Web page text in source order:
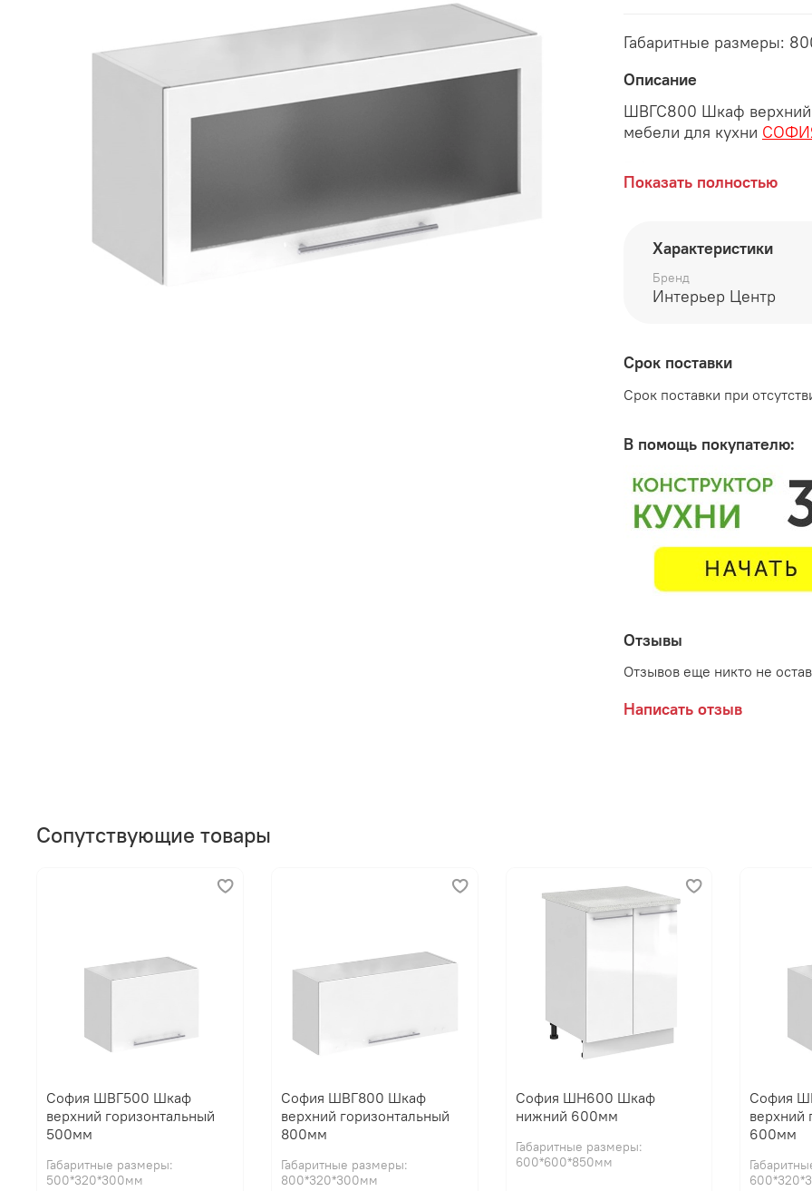
Габаритные размеры:
Описание
ШВГС800 Шкаф верхний
мебели для кухни
глубина 320 мм
высота 300 мм
Корпус - ЛДСП Серый
Производитель:
Показать полностью
Характеристики
Бренд
Интерьер Центр
Срок поставки
Срок поставки при
В помощь покупателю:
Отзывы
Отзывов еще никто не
Написать отзыв
Сопутствующие товары
София ШВГ500 Шкаф
верхний горизонтальный
500мм
Габаритные размеры:
500*320*300мм
София ШВГ800 Шкаф
верхний горизонтальный
800мм
Габаритные размеры:
800*320*300мм
София ШН600 Шкаф
нижний 600мм
Габаритные размеры:
600*600*850мм
София
верхний
600мм